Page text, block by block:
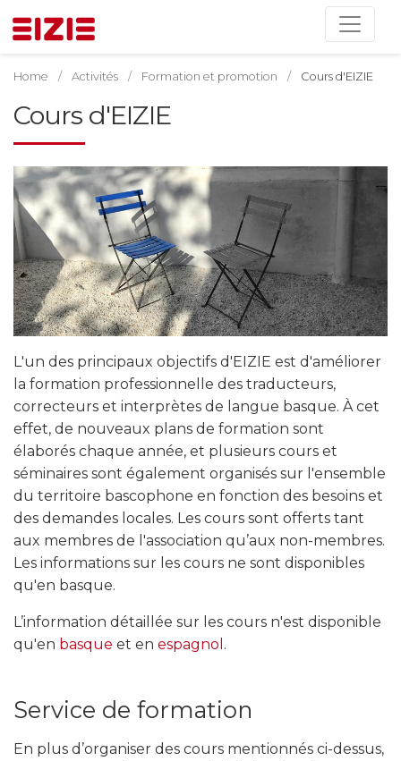
Home Activités Formation et promotion Cours d'EIZIE
Cours d'EIZIE
L'un des principaux objectifs d'EIZIE est d'améliorer
la formation professionnelle des traducteurs,
correcteurs et interprètes de langue basque. À cet
effet, de nouveaux plans de formation sont
élaborés chaque année, et plusieurs cours et
séminaires sont également organisés sur l'ensemble
du territoire bascophone en fonction des besoins et
des demandes locales. Les cours sont offerts tant
aux membres de l'association qu’aux non-membres.
Les informations sur les cours ne sont disponibles
qu'en basque.
L’information détaillée sur les cours n'est disponible
qu'en basque et en espagnol .
Service de formation
En plus d’organiser des cours mentionnés ci-dessus,